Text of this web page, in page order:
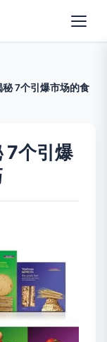
7个引爆市场的食
7个引爆